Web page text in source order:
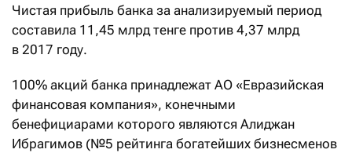
Чистая прибыль банка за анализируемый период
составила 11,45 млрд тенге против 4,37 млрд
в 2017 году.
100% акций банка принадлежат АО «Евразийская
финансовая компания», конечными
бенефициарами которого являются Алиджан
Ибрагимов (№5 рейтинга богатейших бизнесменов